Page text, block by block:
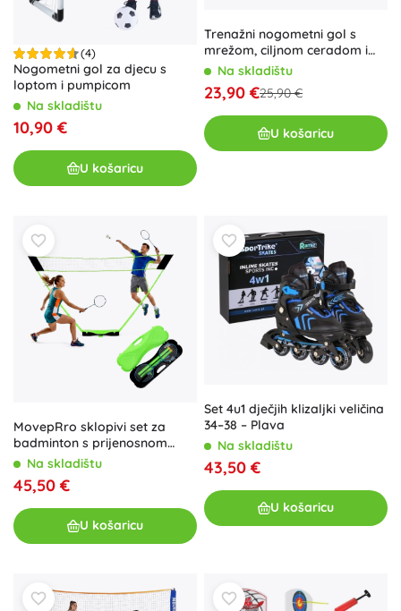
(4)
Nogometni gol za djecu s
loptom i pumpicom
Na skladištu
10,90 €
U košaricu
Trenažni nogometni gol s
mrežom, ciljnom ceradom i
loptom
Na skladištu
23,90 €25,90 €
U košaricu
MovepRro sklopivi set za
badminton s prijenosnom
mrežom 300 × 156 cm,
Na skladištu
45,50 €
U košaricu
Set 4u1 dječjih klizaljki veličina
34–38 – Plava
Na skladištu
43,50 €
U košaricu